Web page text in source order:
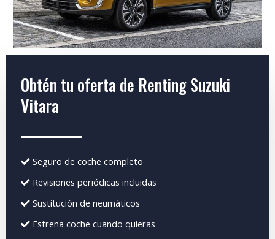
Obtén tu oferta de Renting Suzuki
Vitara
Seguro de coche completo
Revisiones periódicas incluidas
Sustitución de neumáticos
Estrena coche cuando quieras